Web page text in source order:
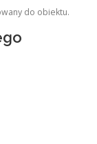
do obiektu.